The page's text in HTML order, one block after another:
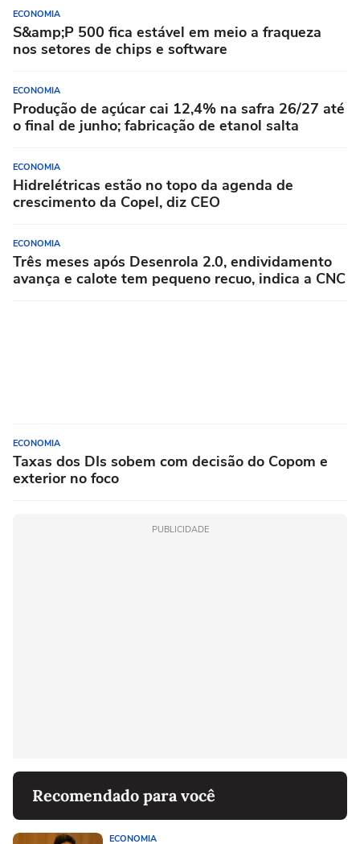
ECONOMIA
S&amp;P 500 fica estável em meio a fraqueza
nos setores de chips e software
ECONOMIA
Produção de açúcar cai 12,4% na safra 26/27 até
o final de junho; fabricação de etanol salta
ECONOMIA
Hidrelétricas estão no topo da agenda de
crescimento da Copel, diz CEO
ECONOMIA
Três meses após Desenrola 2.0, endividamento
avança e calote tem pequeno recuo, indica a CNC
ECONOMIA
Taxas dos DIs sobem com decisão do Copom e
exterior no foco
PUBLICIDADE
Recomendado para você
ECONOMIA